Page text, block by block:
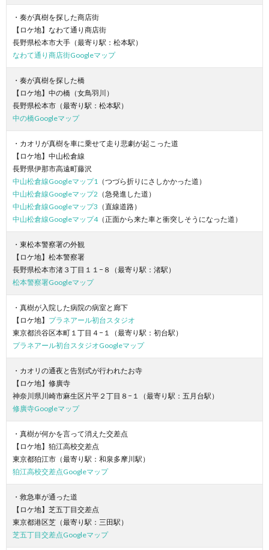
・奏が真樹を探した商店街
【ロケ地】なわて通り商店街
長野県松本市大手（最寄り駅：松本駅）
なわて通り商店街Googleマップ
・奏が真樹を探した橋
【ロケ地】中の橋（女鳥羽川）
長野県松本市（最寄り駅：松本駅）
中の橋Googleマップ
・カオリが真樹を車に乗せて走り悲劇が起こった道
【ロケ地】中山松倉線
長野県伊那市高遠町藤沢
中山松倉線Googleマップ1 （つづら折りにさしかかった道）
中山松倉線Googleマップ2 （急発進した道）
中山松倉線Googleマップ3 （直線道路）
中山松倉線Googleマップ4（正面から来た車と衝突しそうになった道）
・東松本警察署の外観
【ロケ地】松本警察署
長野県松本市渚３丁目１１−８（最寄り駅：渚駅）
松本警察署Googleマップ
・真樹が入院した病院の病室と廊下
【ロケ地】 プラネアール初台スタジオ
東京都渋谷区本町１丁目４−１（最寄り駅：初台駅）
プラネアール初台スタジオGoogleマップ
・カオリの通夜と告別式が行われたお寺
【ロケ地】修廣寺
神奈川県川崎市麻生区片平２丁目８−１（最寄り駅：五月台駅）
修廣寺Googleマップ
・真樹が何かを言って消えた交差点
【ロケ地】狛江高校交差点
東京都狛江市（最寄り駅：和泉多摩川駅）
狛江高校交差点Googleマップ
・救急車が通った道
【ロケ地】芝五丁目交差点
東京都港区芝（最寄り駅：三田駅）
芝五丁目交差点Googleマップ